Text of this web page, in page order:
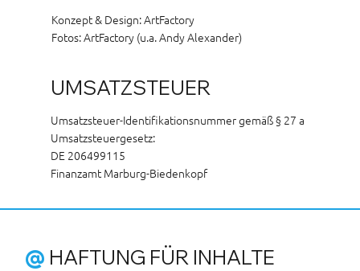
Konzept & Design: ArtFactory
Fotos: ArtFactory (u.a. Andy Alexander)
UMSATZSTEUER
Umsatzsteuer-Identifikationsnummer gemäß § 27 a
Umsatzsteuergesetz:
DE 206499115
Finanzamt Marburg-Biedenkopf
@ HAFTUNG FÜR INHALTE